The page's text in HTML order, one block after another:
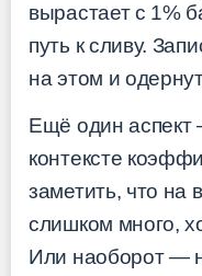
вырастает с 1%
путь к сливу.
на этом и
Ещё один аспект
контексте
заметить, что на
слишком много,
Или наоборот —